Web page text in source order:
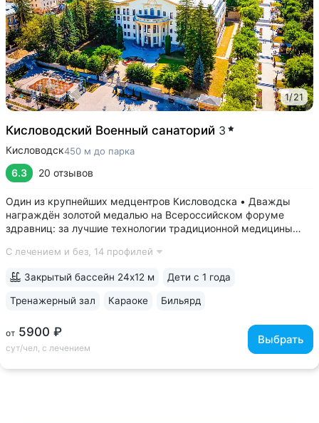
1/21
Кисловодский Военный санаторий 3
Кисловодск450 м до парка
6.3 20 отзывов
Один из крупнейших медцентров Кисловодска • Дважды
награждён золотой медалью на Всероссийском форуме
здравниц: за лучшие технологии традиционной медицины
корпуса в духе «сталинского ампира»: бережно
С лечением и без, 14 профилей
от 5900 ₽
сут/чел, с лечением
Выбрать
Закрытый бассейн 24х12 м Дети с 1 года
Тренажерный зал Караоке Бильярд